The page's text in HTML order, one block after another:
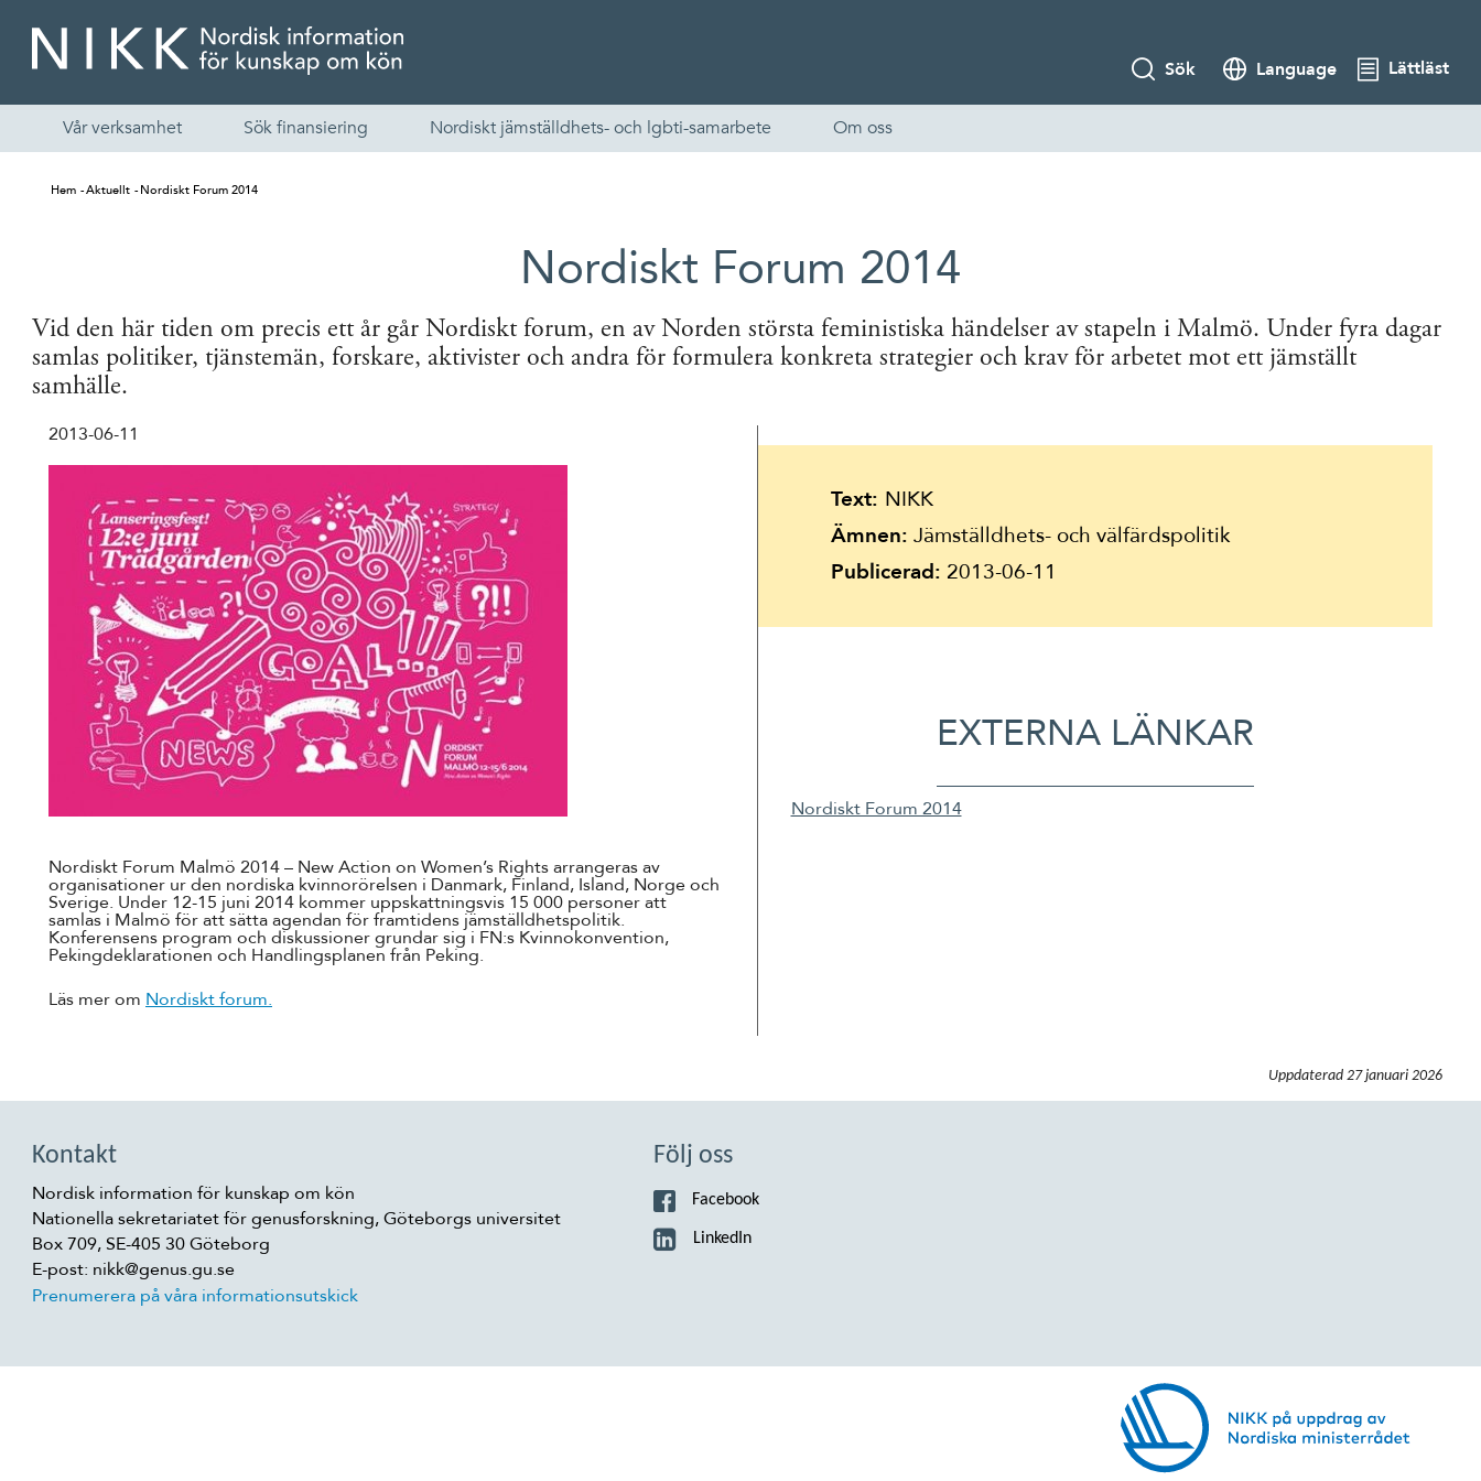
Skandinaviska
Sök Language Lättläst
Vår verksamhet Sök finansiering Nordiskt jämställdhets- och lgbti-samarbete Om oss
Hem Aktuellt Nordiskt Forum 2014
Nordiskt Forum 2014
Vid den här tiden om precis ett år går Nordiskt forum, en av Norden största feministiska händelser av stapeln i Malmö. Under fyra dagar
samlas politiker, tjänstemän, forskare, aktivister och andra för formulera konkreta strategier och krav för arbetet mot ett jämställt
samhälle.
2013-06-11
Nordiskt Forum Malmö 2014 – New Action on Women’s Rights arrangeras av
organisationer ur den nordiska kvinnorörelsen i Danmark, Finland, Island, Norge och
Sverige. Under 12-15 juni 2014 kommer uppskattningsvis 15 000 personer att
samlas i Malmö för att sätta agendan för framtidens jämställdhetspolitik.
Konferensens program och diskussioner grundar sig i FN:s Kvinnokonvention,
Pekingdeklarationen och Handlingsplanen från Peking.
Läs mer om Nordiskt forum.
Text: NIKK
Ämnen: Jämställdhets- och välfärdspolitik
Publicerad: 2013-06-11
EXTERNA LÄNKAR
Nordiskt Forum 2014
Uppdaterad 27 januari 2026
Kontakt
Nordisk information för kunskap om kön
Nationella sekretariatet för genusforskning, Göteborgs universitet
Box 709, SE-405 30 Göteborg
E-post: nikk@genus.gu.se
Prenumerera på våra informationsutskick
Följ oss
Facebook
LinkedIn